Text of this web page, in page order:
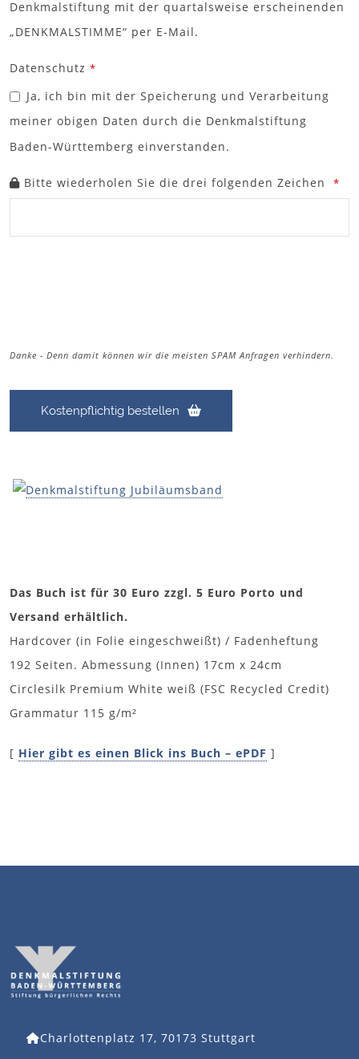
Denkmalstiftung mit der quartalsweise erscheinenden
„DENKMALSTIMME“ per E-Mail.
Phone
Number
*
Datenschutz *
Ja, ich bin mit der Speicherung und Verarbeitung
meiner obigen Daten durch die Denkmalstiftung
Baden-Württemberg einverstanden.
Bitte wiederholen Sie die drei folgenden Zeichen *
Danke - Denn damit können wir die meisten SPAM Anfragen verhindern.
Kostenpflichtig bestellen
Das Buch ist für 30 Euro zzgl. 5 Euro Porto und
Versand erhältlich.
Hardcover (in Folie eingeschweißt) / Fadenheftung
192 Seiten. Abmessung (Innen) 17cm x 24cm
Circlesilk Premium White weiß (FSC Recycled Credit)
Grammatur 115 g/m²
[ Hier gibt es einen Blick ins Buch – ePDF ]
Charlottenplatz 17, 70173 Stuttgart